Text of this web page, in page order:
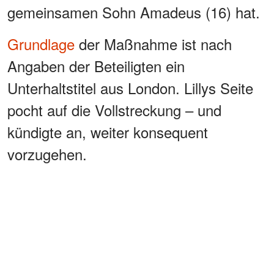
gemeinsamen Sohn Amadeus (16) hat.
Grundlage der Maßnahme ist nach
Angaben der Beteiligten ein
Unterhaltstitel aus London. Lillys Seite
pocht auf die Vollstreckung – und
kündigte an, weiter konsequent
vorzugehen.